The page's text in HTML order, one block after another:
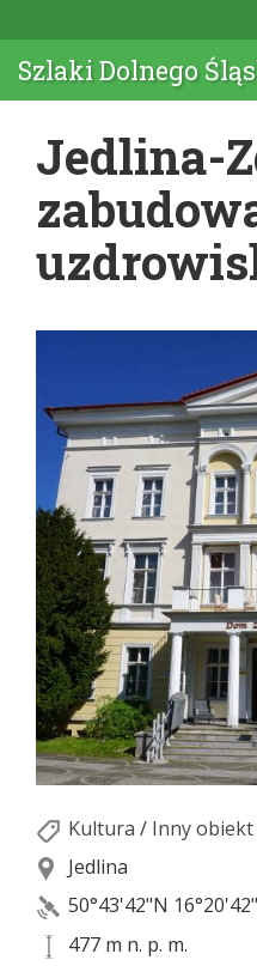
Szlaki Dolnego
Jedlina-
Kultura / Inny
Jedlina
50°43'42"N
477 m n. p. m.